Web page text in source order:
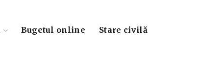
Bugetul online Stare civilă